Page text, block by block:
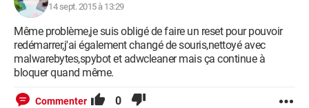
14 sept. 2015 à 13:29
Même problème,je suis obligé de faire un reset pour pouvoir
redémarrer,j'ai également changé de souris,nettoyé avec
malwarebytes,spybot et adwcleaner mais ça continue à
bloquer quand même.
Commenter 0